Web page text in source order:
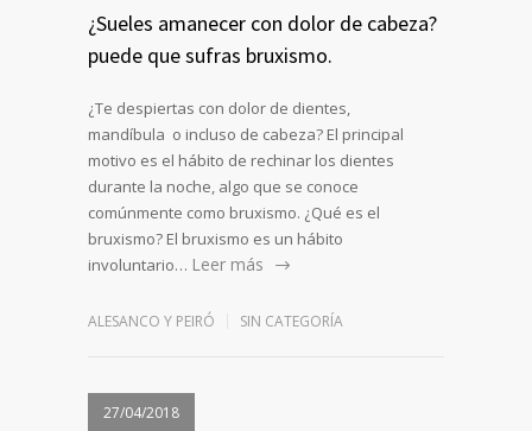
¿Sueles amanecer con dolor de cabeza?
puede que sufras bruxismo.
¿Te despiertas con dolor de dientes,
mandíbula o incluso de cabeza? El principal
motivo es el hábito de rechinar los dientes
durante la noche, algo que se conoce
comúnmente como bruxismo. ¿Qué es el
bruxismo? El bruxismo es un hábito
involuntario… Leer más
ALESANCO Y PEIRÓ SIN CATEGORÍA
27/04/2018